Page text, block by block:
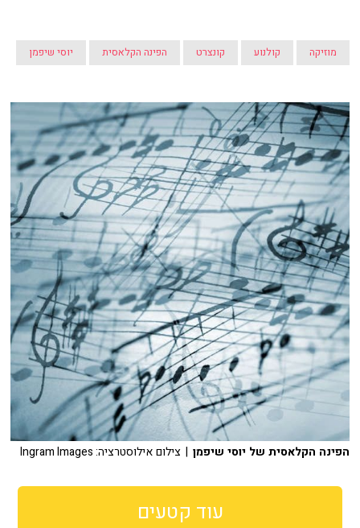
מוזיקה קולנוע קונצרט הפינה הקלאסית יוסי שיפמן
הפינה הקלאסית של יוסי שיפמן | צילום אילוסטרציה: Ingram Images
עוד קטעים